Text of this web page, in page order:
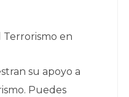
Terrorismo en
su apoyo a
Puedes